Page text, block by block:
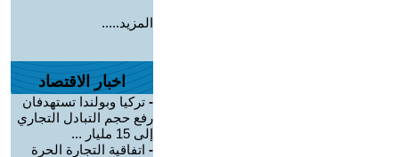
المزيد.....
اخبار الاقتصاد
- تركيا وبولندا تستهدفان
رفع حجم التبادل التجاري
إلى 15 مليار ...
- اتفاقية التجارة الحرة